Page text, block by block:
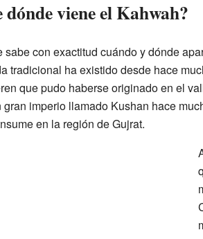
dónde viene el Kahwah?
sabe con exactitud cuándo y dónde
tradicional ha existido desde hace
que pudo haberse originado en el
gran imperio llamado Kushan hace
en la región de Gujrat.